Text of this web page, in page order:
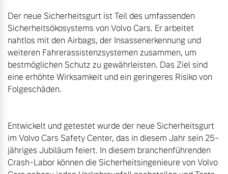
Der neue Sicherheitsgurt ist Teil des umfassenden
Sicherheitsökosystems von Volvo Cars. Er arbeitet
nahtlos mit den Airbags, der Insassenerkennung und
weiteren Fahrerassistenzsystemen zusammen, um
bestmöglichen Schutz zu gewährleisten. Das Ziel sind
eine erhöhte Wirksamkeit und ein geringeres Risiko von
Folgeschäden.
Entwickelt und getestet wurde der neue Sicherheitsgurt
im Volvo Cars Safety Center, das in diesem Jahr sein 25-
jähriges Jubiläum feiert. In diesem branchenführenden
Crash-Labor können die Sicherheitsingenieure von Volvo